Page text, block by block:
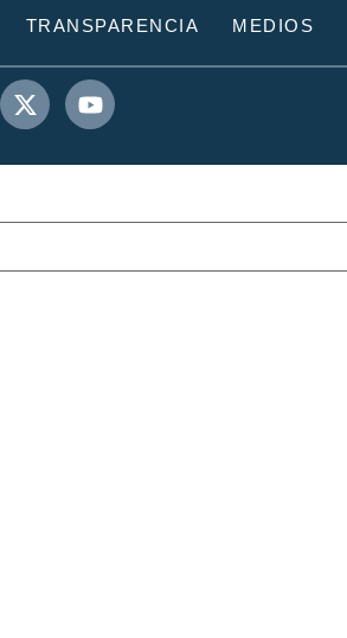
TRANSPARENCIA MEDIOS